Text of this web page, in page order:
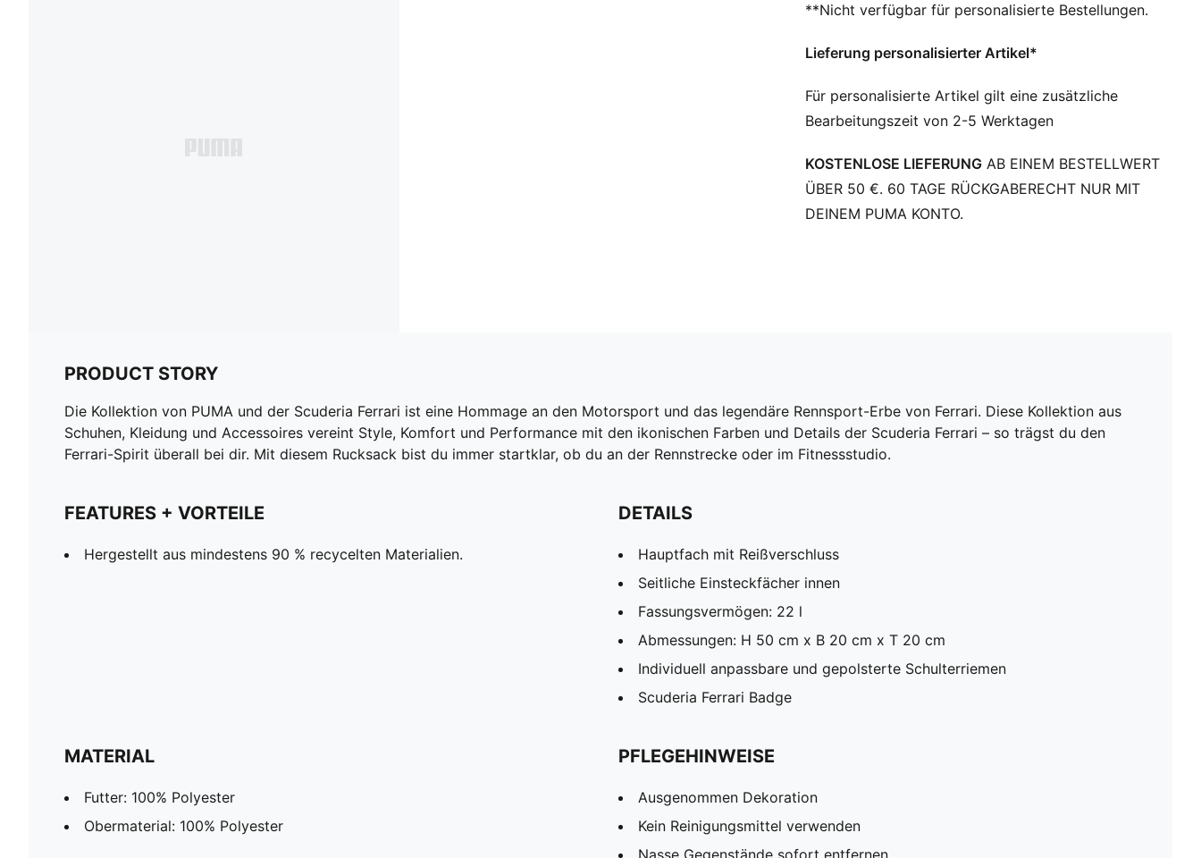
Abmessungen: H 50 cm x B 20 cm x T 20 cm
Schulterriemen
**Nicht verfügbar für personalisierte Bestellungen.
Lieferung personalisierter Artikel*
Für personalisierte Artikel gilt eine zusätzliche
Bearbeitungszeit von 2-5 Werktagen
KOSTENLOSE LIEFERUNG AB EINEM BESTELLWERT
ÜBER 50 €. 60 TAGE RÜCKGABERECHT NUR MIT
DEINEM PUMA KONTO.
PRODUCT STORY
Die Kollektion von PUMA und der Scuderia Ferrari ist eine Hommage an den Motorsport und das legendäre Rennsport-Erbe von Ferrari. Diese Kollektion aus
Schuhen, Kleidung und Accessoires vereint Style, Komfort und Performance mit den ikonischen Farben und Details der Scuderia Ferrari – so trägst du den
Ferrari-Spirit überall bei dir. Mit diesem Rucksack bist du immer startklar, ob du an der Rennstrecke oder im Fitnessstudio.
FEATURES + VORTEILE
Hergestellt aus mindestens 90 % recycelten Materialien.
DETAILS
Hauptfach mit Reißverschluss
Seitliche Einsteckfächer innen
Fassungsvermögen: 22 l
Abmessungen: H 50 cm x B 20 cm x T 20 cm
Individuell anpassbare und gepolsterte Schulterriemen
Scuderia Ferrari Badge
MATERIAL
Futter: 100% Polyester
Obermaterial: 100% Polyester
PFLEGEHINWEISE
Ausgenommen Dekoration
Kein Reinigungsmittel verwenden
Nasse Gegenstände sofort entfernen